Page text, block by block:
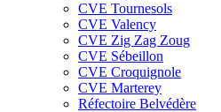
CVE Tournesols
CVE Valency
CVE Zig Zag Zoug
CVE Sébeillon
CVE Croquignole
CVE Marterey
Réfectoire Belvédère